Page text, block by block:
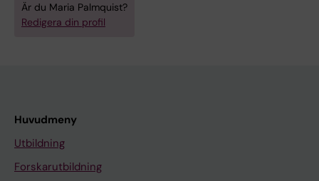
Är du Maria Palmquist?
Redigera din profil
Huvudmeny
Utbildning
Forskarutbildning